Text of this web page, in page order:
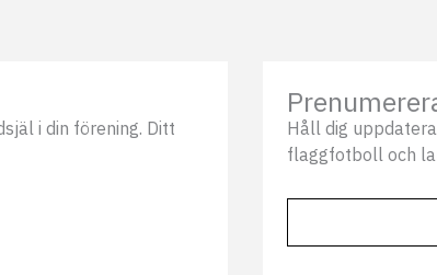
i din förening. Ditt
Håll dig
flaggfotboll och